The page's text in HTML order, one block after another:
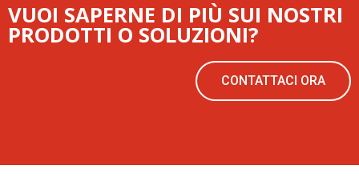
VUOI SAPERNE DI PIÙ SUI NOSTRI
PRODOTTI O SOLUZIONI?
CONTATTACI ORA